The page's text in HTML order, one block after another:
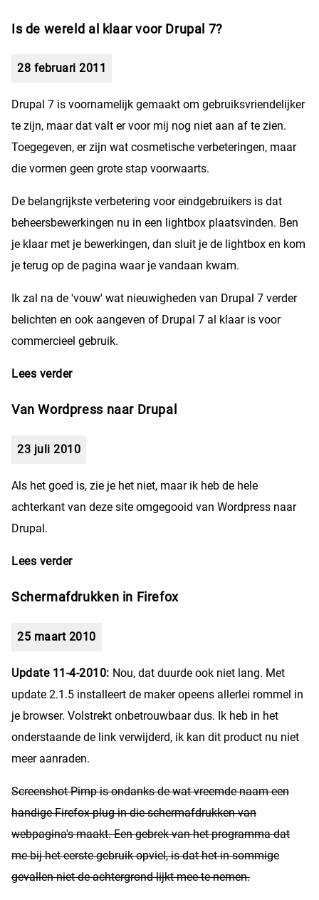
Is de wereld al klaar voor Drupal 7?
28 februari 2011
Drupal 7 is voornamelijk gemaakt om gebruiksvriendelijker
te zijn, maar dat valt er voor mij nog niet aan af te zien.
Toegegeven, er zijn wat cosmetische verbeteringen, maar
die vormen geen grote stap voorwaarts.
De belangrijkste verbetering voor eindgebruikers is dat
beheersbewerkingen nu in een lightbox plaatsvinden. Ben
je klaar met je bewerkingen, dan sluit je de lightbox en kom
je terug op de pagina waar je vandaan kwam.
Ik zal na de 'vouw' wat nieuwigheden van Drupal 7 verder
belichten en ook aangeven of Drupal 7 al klaar is voor
commercieel gebruik.
Lees verderover Is de wereld al klaar voor Drupal 7?
Van Wordpress naar Drupal
23 juli 2010
Als het goed is, zie je het niet, maar ik heb de hele
achterkant van deze site omgegooid van Wordpress naar
Drupal.
Lees verderover Van Wordpress naar Drupal
Schermafdrukken in Firefox
25 maart 2010
Update 11-4-2010: Nou, dat duurde ook niet lang. Met
update 2.1.5 installeert de maker opeens allerlei rommel in
je browser. Volstrekt onbetrouwbaar dus. Ik heb in het
onderstaande de link verwijderd, ik kan dit product nu niet
meer aanraden.
Screenshot Pimp is ondanks de wat vreemde naam een
handige Firefox plug-in die schermafdrukken van
webpagina's maakt. Een gebrek van het programma dat
me bij het eerste gebruik opviel, is dat het in sommige
gevallen niet de achtergrond lijkt mee te nemen.